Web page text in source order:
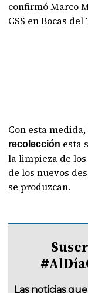
confirmó Marco
CSS en Bocas del
Con esta
recolección esta
la limpieza de
de los nuevos
se produzcan.
Las noticias